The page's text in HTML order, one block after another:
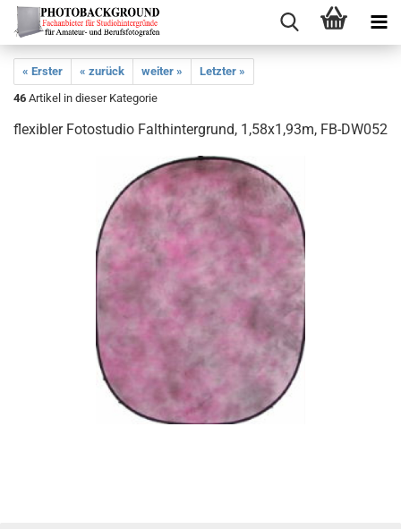
« Erster « zurück weiter »
Letzter »
46 Artikel in dieser Kategorie
flexibler Fotostudio Falthintergrund, 1,58x1,93m, FB-DW052